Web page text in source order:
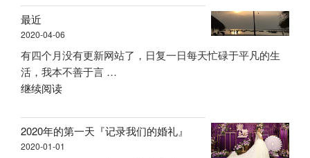
看
出”
最近
2020-04-06
有四个月没有更新网站了，日复一日每天忙碌于平凡的生
活，我本不善于言 …
继续阅读“最
2020年的第一天『记录我们的婚礼』
2020-01-01